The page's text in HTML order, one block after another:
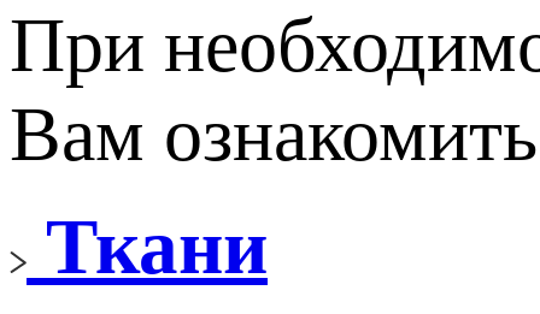
При
Вам
Ткани